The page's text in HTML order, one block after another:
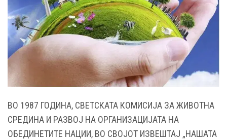
ВО 1987 ГОДИНА, СВЕТСКАТА КОМИСИЈА ЗА ЖИВОТНА
СРЕДИНА И РАЗВОЈ НА ОРГАНИЗАЦИЈАТА НА
ОБЕДИНЕТИТЕ НАЦИИ, ВО СВОЈОТ ИЗВЕШТАЈ „НАШАТА